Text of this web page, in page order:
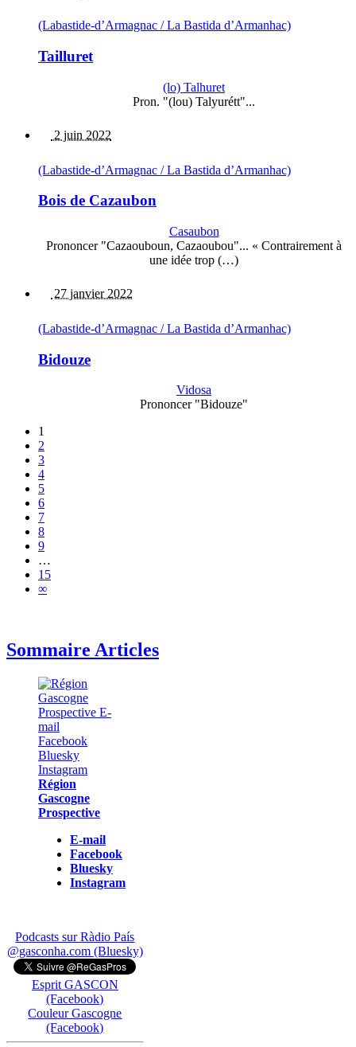
(Labastide-d’Armagnac / La Bastida d’Armanhac)
Tailluret
(lo) Talhuret
Pron. "(lou) Talyurétt"...
2 juin 2022
(Labastide-d’Armagnac / La Bastida d’Armanhac)
Bois de Cazaubon
Casaubon
Prononcer "Cazaouboun, Cazaoubou"... « Contrairement à
une idée trop (…)
27 janvier 2022
(Labastide-d’Armagnac / La Bastida d’Armanhac)
Bidouze
Vidosa
Prononcer "Bidouze"
1
2
3
4
5
6
7
8
9
…
15
∞
Sommaire Articles
Région
Gascogne
Prospective
E-mail
Facebook
Bluesky
Instagram
Podcasts sur Ràdio País
@gasconha.com (Bluesky)
Esprit GASCON
(Facebook)
Couleur Gascogne
(Facebook)